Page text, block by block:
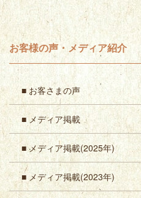
お客様の声・メディア紹介
■ お客さまの声
■ メディア掲載
■ メディア掲載(2025年)
■ メディア掲載(2023年)